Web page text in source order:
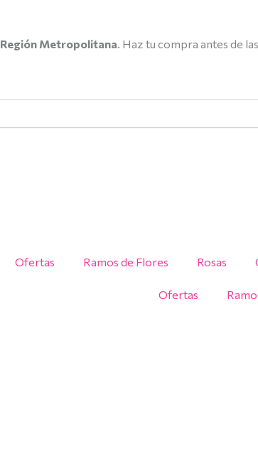
Región Metropolitana. Haz tu compra antes de
Ofertas
Ramos de Flores Rosas
Ofertas